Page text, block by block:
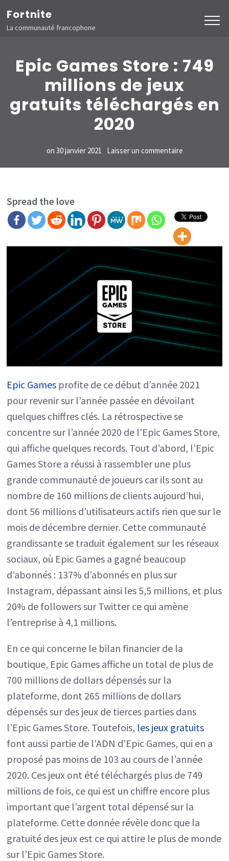
Aller
au
contenu
Entrée)
Fortnite
La communauté francophone
Epic Games Store : 749
millions de jeux
gratuits téléchargés en
2020
on 30 janvier 2021 Laisser un commentairesur
Epic
:
749
millions
jeux
gratuits
en
2020
Spread the love
Epic Games profite de ce début d’année 2021
pour revenir sur l’année passée en dévoilant
quelques chiffres clés. La rétrospective se
concentre sur l’année 2020 de l’Epic Games Store,
qui affiche quelques records. Tout d’abord, l’Epic
Games Store a réussi à rassembler une plus
grande communauté de joueurs car ils sont au
nombre de 160 millions de clients aujourd’hui,
dont 56 millions d’utilisateurs actifs rien que sur le
mois de décembre dernier. Cette communauté
grandissante se traduit également sur les réseaux
sociaux, où Epic Games a gagné beaucoup
d’abonnés : 137% d’abonnés en plus sur
Instagram, dépassant ainsi les 5,5 millions, et plus
20% de followers sur Twitter ce qui amène
l’entreprise à 4,1 millions.
En ce qui concerne le bilan financier de la
boutique, Epic Games affiche un total de plus de
700 millions de dollars dépensés sur la
plateforme, dont 265 millions de dollars
dépensés sur des jeux de tierces parties dans
l’Epic Games Store. Toutefois, les jeux gratuits
font aussi partie de l’ADN d’Epic Games, qui en a
proposé pas moins de 103 au cours de l’année
2020. Ces jeux ont été téléchargés plus de 749
millions de fois, ce qui est un chiffre encore plus
important que l’argent total dépensé sur la
plateforme. Cette donnée révèle donc que la
gratuité des jeux est ce qui attire le plus de monde
sur l’Epic Games Store.